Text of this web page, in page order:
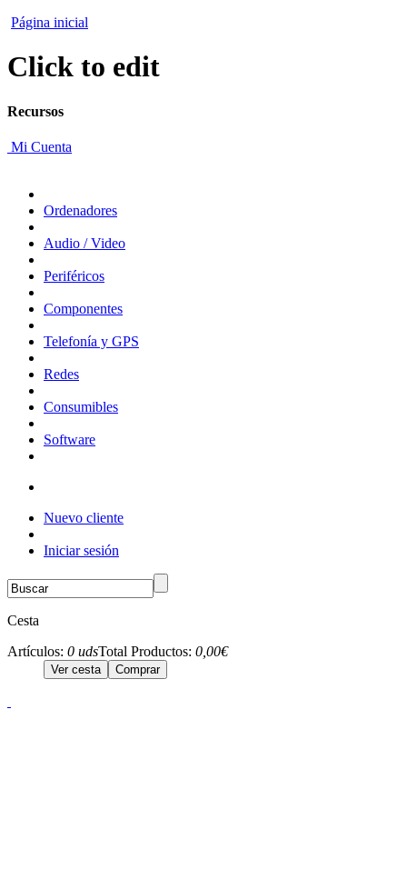
Página inicial
Click to edit
Recursos
Mi Cuenta
Ordenadores
Audio / Video
Periféricos
Componentes
Telefonía y GPS
Redes
Consumibles
Software
Nuevo cliente
Iniciar sesión
Cesta
Artículos: 0 udsTotal Productos: 0,00€